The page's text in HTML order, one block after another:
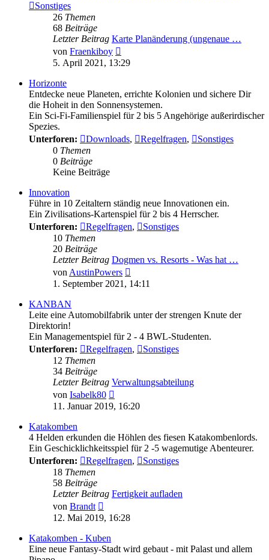
Sonstiges
26 Themen
68 Beiträge
Letzter Beitrag Karte Planänderung (ungenaue …
von Fraenkiboy
Beitrag
5. April 2021, 13:29
Horizonte
Entdecke neue Planeten, errichte Kolonien und sichere Dir
die Hoheit in den Sonnensystemen.
Ein Sci-Fi-Familienspiel für 2 bis 5 Angehörige außerirdischer
Spezies.
Unterforen:
Downloads, Regelfragen,
Sonstiges
0 Themen
0 Beiträge
Keine Beiträge
Innovation
Führe in 10 Zeitaltern ständig neue Innovationen ein.
Ein Zivilisations-Kartenspiel für 2 bis 4 Herrscher.
Unterforen:
Regelfragen,
Sonstiges
10 Themen
20 Beiträge
Letzter Beitrag Dogmen vs. Resorts - Was hat …
vonAustinPowers
Beitrag
1. September 2021, 14:11
KANBAN
Leite eine Automobilfabrik unter der strengen Knute der
Direktorin!
Ein Managementspiel für 2 - 4 BWL-Studenten.
Unterforen:
Regelfragen,
Sonstiges
12 Themen
34 Beiträge
Letzter Beitrag Verwaltungsabteilung
von Isabelk80
Beitrag
11. Januar 2019, 16:20
Katakomben
4 Helden erkunden die Höhlen des fiesen Katakombenlords.
Ein Geschicklichkeitsspiel für 2 -5 wagemutige Abenteurer.
Unterforen:
Regelfragen,
Sonstiges
18 Themen
58 Beiträge
Letzter Beitrag Fertigkeit aufladen
von Brandt
Beitrag
12. Mai 2019, 16:28
Katakomben - Kuben
Eine neue Fantasy-Stadt wird gebaut - mit Palast und allem